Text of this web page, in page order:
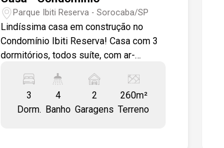
Parque Ibiti Reserva - Sorocaba/SP
Lindíssima casa em construção no
Condomínio Ibiti Reserva! Casa com 3
dormitórios, todos suíte, com ar-
quartos e sala. Suíte máster com
closet, banheiro com cuba dupla e
banho duplo. Armários modulados na
3
Dorm.
4
Banho
2
Garagens
260m²
Terreno